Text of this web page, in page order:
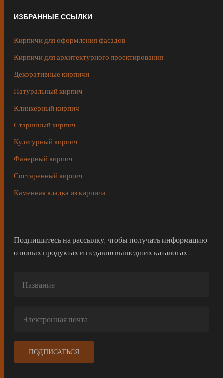
ИЗБРАННЫЕ ССЫЛКИ
Кирпичи для оформления фасадов
Кирпичи для архитектурного проектирования
Декоративные кирпичи
Натуральный кирпич
Клинкерный кирпич
Старинный кирпич
Культурный кирпич
Фанерный кирпич
Состаренный кирпич
Каменная кладка из кирпича
Подпишитесь на рассылку, чтобы получать информацию
о новых продуктах и недавно вышедших каталогах…